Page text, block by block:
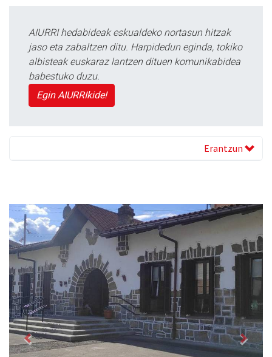
AIURRI hedabideak eskualdeko nortasun hitzak
jaso eta zabaltzen ditu. Harpidedun eginda, tokiko
albisteak euskaraz lantzen dituen komunikabidea
babestuko duzu.
Egin AIURRIkide!
Erantzun